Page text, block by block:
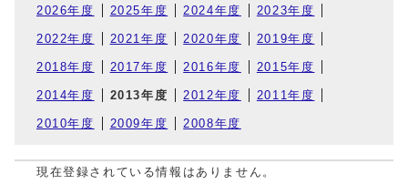
2026年度 2025年度 2024年度 2023年度
2022年度 2021年度 2020年度 2019年度
2018年度 2017年度 2016年度 2015年度
2014年度 2013年度 2012年度 2011年度
2010年度 2009年度 2008年度
現在登録されている情報はありません。